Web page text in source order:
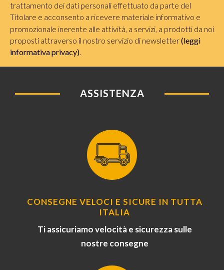
trattamento dei dati personali effettuato da parte del
Titolare e acconsento a ricevere materiale informativo e
promozionale inerente alle attività, a servizi, a prodotti da noi
proposti attraverso il nostro servizio di newsletter(leggi
informativa privacy).
ASSISTENZA
CONSEGNE VELOCI E SICURE IN TUTTA
ITALIA
Ti assicuriamo velocità e sicurezza sulle
nostre consegne